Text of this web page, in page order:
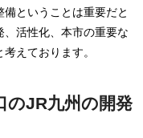
ということは重要だと
活性化、本市の重要な
えております。
のJR九州の開発